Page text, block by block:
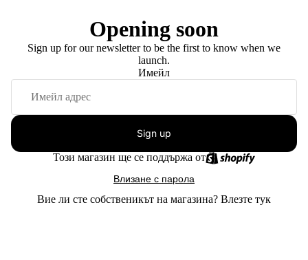
Opening soon
Sign up for our newsletter to be the first to know when we
launch.
Имейл
Sign up
Този магазин ще се поддържа от
Влизане с парола
Вие ли сте собственикът на магазина? Влезте тук